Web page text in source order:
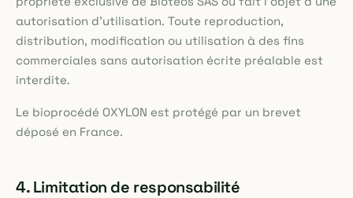
autorisation d'utilisation. Toute reproduction,
distribution, modification ou utilisation à des fins
commerciales sans autorisation écrite préalable est
interdite.
Le bioprocédé OXYLON est protégé par un brevet
déposé en France.
4. Limitation de responsabilité